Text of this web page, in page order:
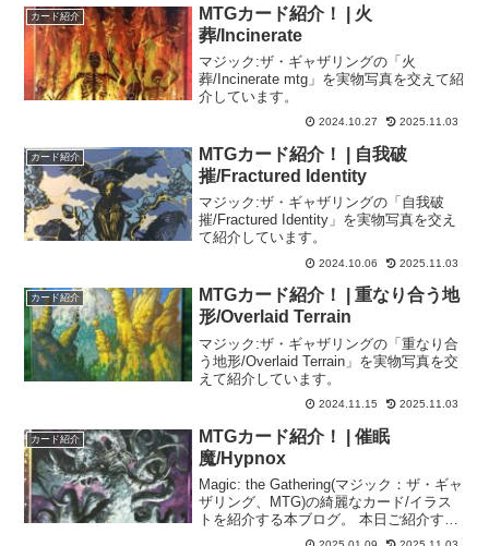
カード紹介
MTGカード紹介！ | 火
葬/Incinerate
マジック:ザ・ギャザリングの「火
葬/Incinerate mtg」を実物写真を交えて紹
介しています。
2024.10.27 2025.11.03
カード紹介
MTGカード紹介！ | 自我破
摧/Fractured Identity
マジック:ザ・ギャザリングの「自我破
摧/Fractured Identity」を実物写真を交え
て紹介しています。
2024.10.06 2025.11.03
カード紹介
MTGカード紹介！ | 重なり合う地
形/Overlaid Terrain
マジック:ザ・ギャザリングの「重なり合
う地形/Overlaid Terrain」を実物写真を交
えて紹介しています。
2024.11.15 2025.11.03
カード紹介
MTGカード紹介！ | 催眠
魔/Hypnox
Magic: the Gathering(マジック：ザ・ギャ
ザリング、MTG)の綺麗なカード/イラス
トを紹介する本ブログ。 本日ご紹介する
のは悪夢を体現したようなおぞましさが